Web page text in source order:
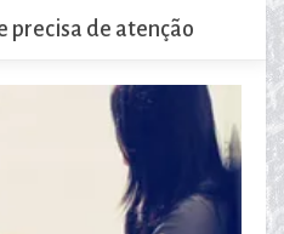
precisa de atenção